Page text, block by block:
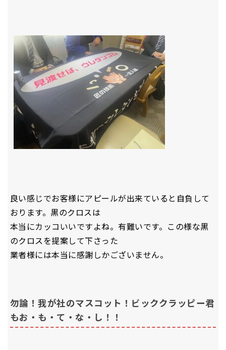
良い感じでお客様にアピールが出来ていると自負して
おります。黒のクロスは
本当にカッコいいですよね。有難いです。この様な黒
のクロスを提案して下さった
業者様には本当に感謝しかございません。
勿論！我が社のマスコット！ビッククラッピー君
もお・も・て・な・し！！